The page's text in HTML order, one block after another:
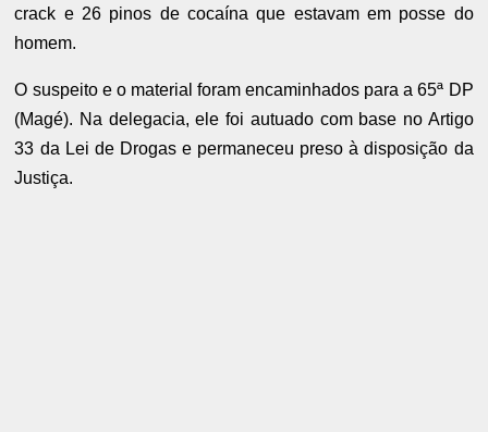
crack e 26 pinos de cocaína que estavam em posse do
homem.
O suspeito e o material foram encaminhados para a 65ª DP
(Magé). Na delegacia, ele foi autuado com base no Artigo
33 da Lei de Drogas e permaneceu preso à disposição da
Justiça.